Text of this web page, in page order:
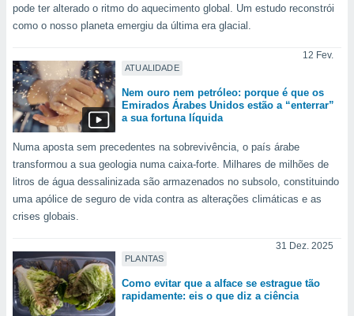
criar
medir
da
dos
de
ou
de dados
fontes,
e melhorar
pode ter alterado o ritmo do aquecimento global. Um estudo reconstrói
como o nosso planeta emergiu da última era glacial.
ATUALIDADE
12 Fev.
Nem ouro nem petróleo: porque é que os
Emirados Árabes Unidos estão a “enterrar”
a sua fortuna líquida
Numa aposta sem precedentes na sobrevivência, o país árabe
transformou a sua geologia numa caixa-forte. Milhares de milhões de
litros de água dessalinizada são armazenados no subsolo, constituindo
uma apólice de seguro de vida contra as alterações climáticas e as
crises globais.
PLANTAS
31 Dez. 2025
Como evitar que a alface se estrague tão
rapidamente: eis o que diz a ciência